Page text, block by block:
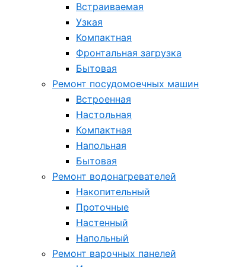
Встраиваемая
Узкая
Компактная
Фронтальная загрузка
Бытовая
Ремонт посудомоечных машин
Встроенная
Настольная
Компактная
Напольная
Бытовая
Ремонт водонагревателей
Накопительный
Проточные
Настенный
Напольный
Ремонт варочных панелей